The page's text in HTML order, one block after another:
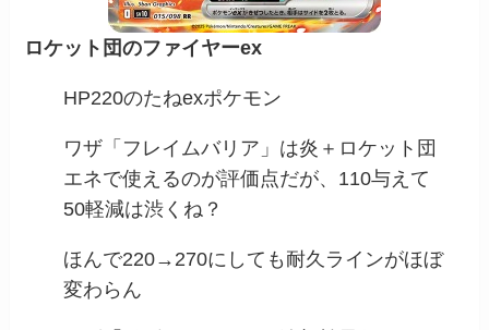
ロケット団のファイヤーex
HP220のたねexポケモン
ワザ「フレイムバリア」は炎＋ロケット団
エネで使えるのが評価点だが、110与えて
50軽減は渋くね？
ほんで220→270にしても耐久ラインがほぼ
変わらん